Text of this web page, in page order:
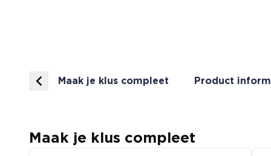
Maak je klus compleet Product
Maak je klus compleet